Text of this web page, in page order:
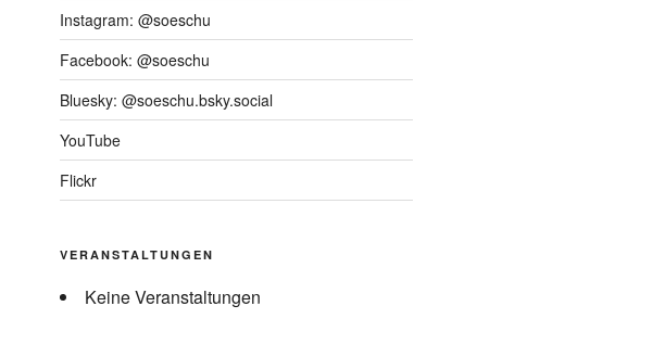
Instagram: @soeschu
Facebook: @soeschu
Bluesky: @soeschu.bsky.social
YouTube
Flickr
VERANSTALTUNGEN
Keine Veranstaltungen